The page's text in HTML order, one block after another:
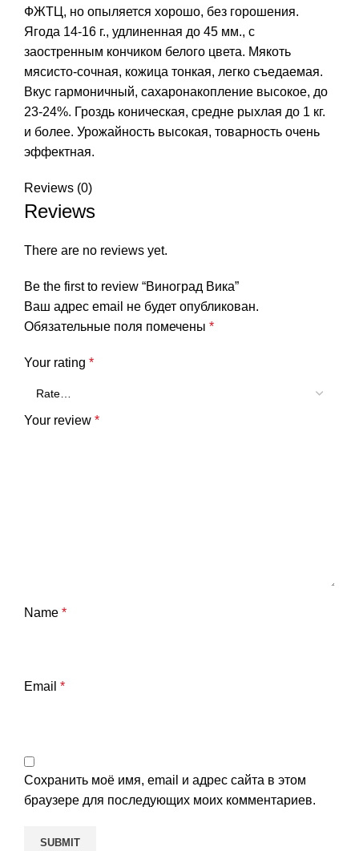
ФЖТЦ, но опыляется хорошо, без горошения.
Ягода 14-16 г., удлиненная до 45 мм., с
заостренным кончиком белого цвета. Мякоть
мясисто-сочная, кожица тонкая, легко съедаемая.
Вкус гармоничный, сахаронакопление высокое, до
23-24%. Гроздь коническая, средне рыхлая до 1 кг.
и более. Урожайность высокая, товарность очень
эффектная.
Reviews (0)
Reviews
There are no reviews yet.
Be the first to review “Виноград Вика”
Ваш адрес email не будет опубликован.
Обязательные поля помечены *
Your rating *
Your review *
Name *
Email *
Сохранить моё имя, email и адрес сайта в этом
браузере для последующих моих комментариев.